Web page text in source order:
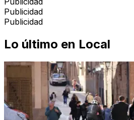
Publicidad
Publicidad
Lo último en Local